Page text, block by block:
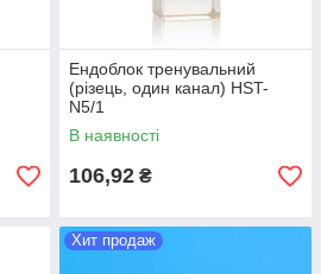
Ендоблок тренувальний
(різець, один канал) HST-
N5/1
В наявності
106,92 ₴
Хит продаж